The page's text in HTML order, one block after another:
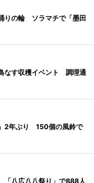
りの輪 ソラマチで「墨田
なす収穫イベント 調理通
2年ぶり 150個の風鈴で
八広八八祭り」で888人